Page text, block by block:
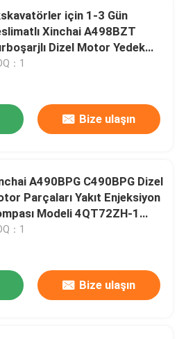
için 1-3 Gün
Xinchai A498BZT
Dizel Motor Yedek
：1
Bize ulaşın
A490BPG C490BPG Dizel
Parçaları Yakıt Enjeksiyon
Modeli 4QT72ZH-1
：1
Bize ulaşın